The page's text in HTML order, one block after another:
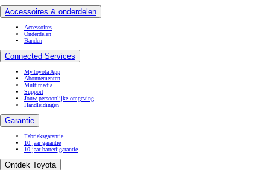
Accessoires & onderdelen
Accessoires
Onderdelen
Banden
Connected Services
MyToyota App
Abonnementen
Multimedia
Support
Jouw persoonlijke omgeving
Handleidingen
Garantie
Fabrieksgarantie
10 jaar garantie
10 jaar batterijgarantie
Ontdek Toyota